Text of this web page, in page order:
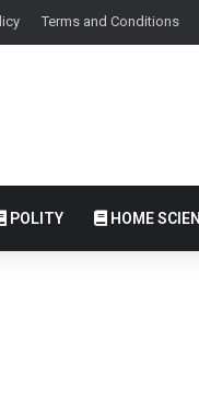
Terms and Conditions
POLITY HOME